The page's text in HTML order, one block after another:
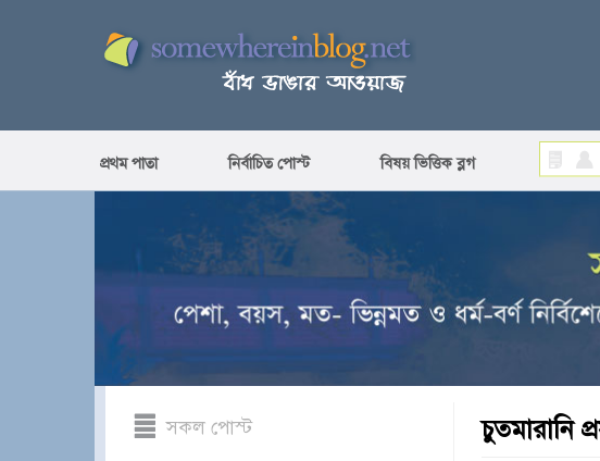
প্রথম পাতা নির্বাচিত পোস্ট বিষয় ভিত্তিক ব্লগ
সকল পোস্ট চুতমারানি